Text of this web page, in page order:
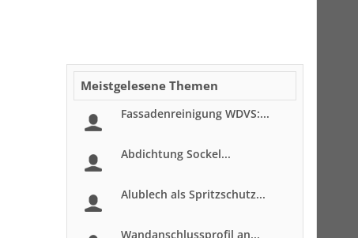
Meistgelesene Themen
Fassadenreinigung WDVS:...
Abdichtung Sockel...
Alublech als Spritzschutz...
Wandanschlussprofil an...